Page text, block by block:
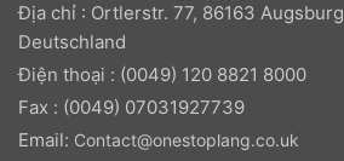
Địa chỉ : Ortlerstr. 77, 86163
Deutschland
Điện thoại : (0049) 120 8821 8000
Fax : (0049) 07031927739
Email: Contact@onestoplang.co.uk